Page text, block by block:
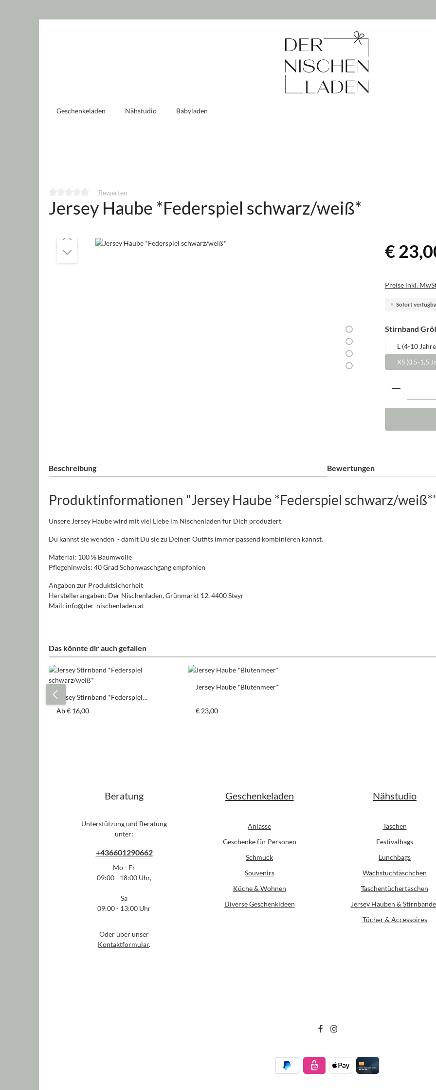
Geschenkeladen Nähstudio Babyladen
Durchschnittliche Bewertung von 0 von 5 Sternen
Bewerten
Jersey Haube *Federspiel schwarz/weiß*
Bildergalerie überspringen €
Preise inkl.
Sofort
Stirnband
L (4-10
XS (0,5-1,5
Produkt
Beschreibung Bewertungen
Produktinformationen "Jersey Haube *Federspiel schwarz/
Unsere Jersey Haube wird mit viel Liebe im Nischenladen für Dich produziert.
Du kannst sie wenden - damit Du sie zu Deinen Outfits immer passend kombinieren kannst.
Material: 100 % Baumwolle
Pflegehinweis: 40 Grad Schonwaschgang empfohlen
Angaben zur Produktsicherheit
Herstellerangaben: Der Nischenladen, Grünmarkt 12, 4400 Steyr
Mail: info@der-nischenladen.at
Das könnte dir auch gefallen
Produktgalerie überspringen
Jersey Stirnband *Federspiel
schwarz/weiß*
Regulärer Preis:
Ab€ 16,00
Jersey Haube *Blütenmeer*
Regulärer Preis:
€ 23,00
Beratung
Unterstützung und Beratung
unter:
+436601290662
Mo - Fr
09:00 - 18:00 Uhr,
Sa
09:00 - 13:00 Uhr
Oder über unser
Kontaktformular.
Geschenkeladen
Anlässe
Geschenke für Personen
Schmuck
Souvenirs
Küche & Wohnen
Diverse Geschenkideen
Nähstudio
Taschen
Festivalbags
Lunchbags
Wachstuchtäschchen
Taschentüchertaschen
Jersey Hauben &
Tücher & Accessoires